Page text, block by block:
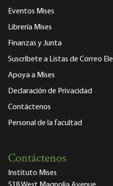
Eventos Mises
Librería Mises
Finanzas y Junta
Suscríbete a Listas de Correo
Apoya a Mises
Declaración de Privacidad
Contáctenos
Personal de la facultad
Contáctenos
Instituto Mises